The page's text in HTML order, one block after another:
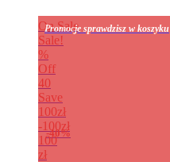
On Sale
Sale!
%
Off
40
Save
100zł
100zł
40%
100
zł
Promocje sprawdzisz w koszyku